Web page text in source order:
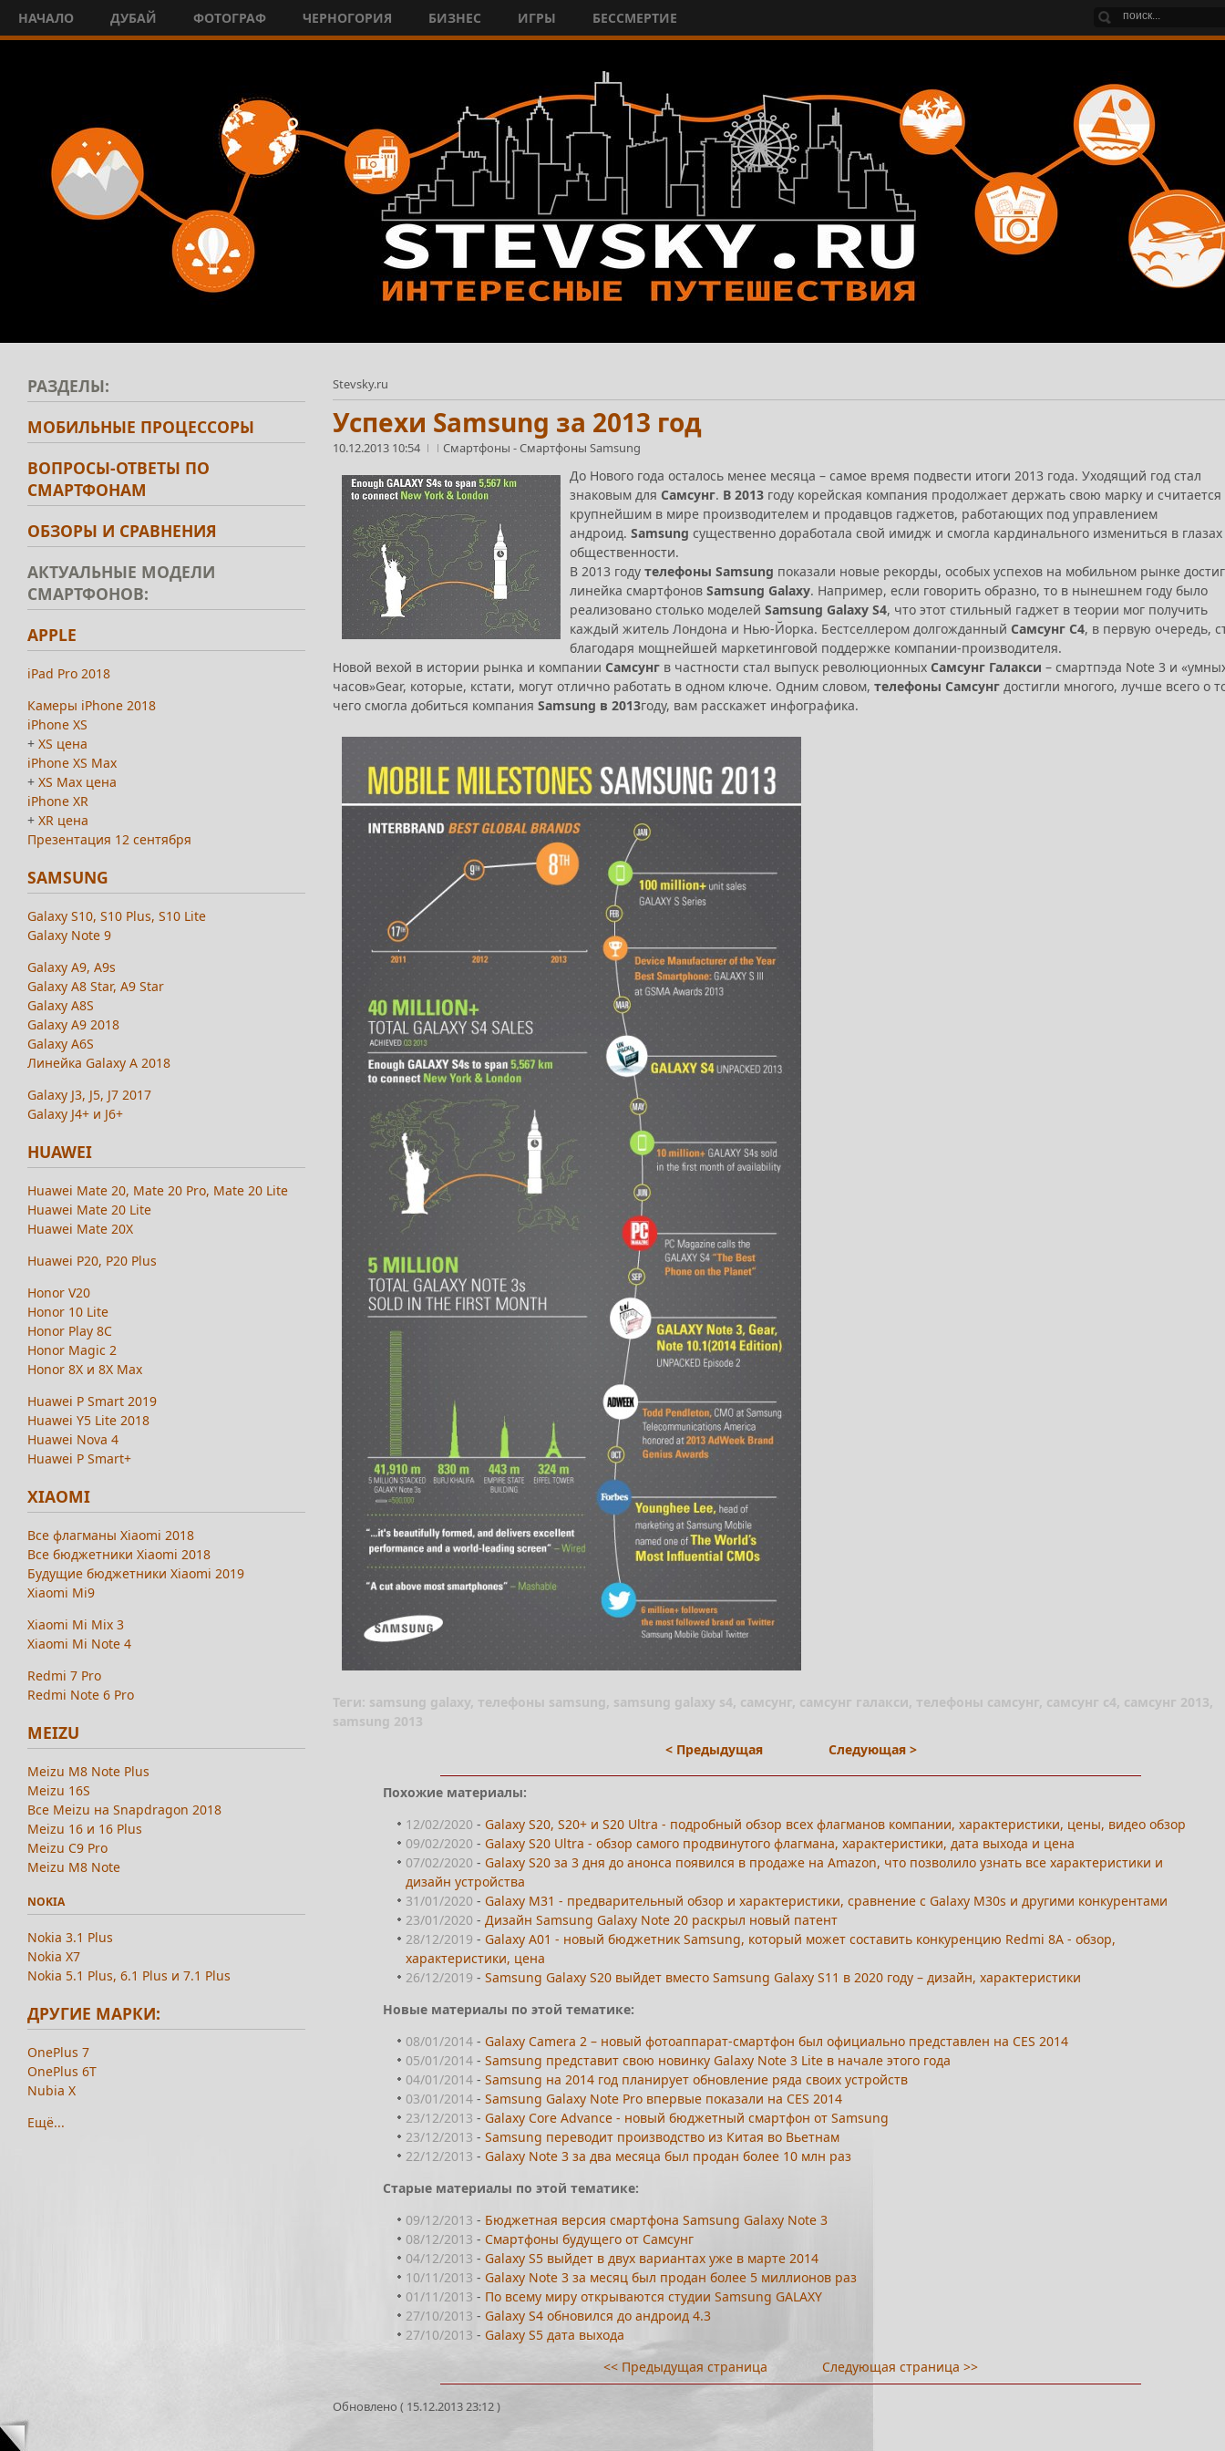
НАЧАЛО ДУБАЙ ФОТОГРАФ ЧЕРНОГОРИЯ БИЗНЕС ИГРЫ БЕССМЕРТИЕ
Stevsky.ru
Успехи Samsung за 2013 год
10.12.2013 10:54 Смартфоны -Смартфоны Samsung
До Нового года осталось менее месяца – самое время подвести итоги 2013 года. Уходящий год стал
знаковым для Самсунг. В 2013 году корейская компания продолжает держать свою марку и считается
крупнейшим в мире производителем и продавцов гаджетов, работающих под управлением
андроид. Samsung существенно доработала свой имидж и смогла кардинального измениться в глазах
общественности.
В 2013 году телефоны Samsung показали новые рекорды, особых успехов на мобильном рынке
линейка смартфонов Samsung Galaxy. Например, если говорить образно, то в нынешнем году было
реализовано столько моделей Samsung Galaxy S4, что этот стильный гаджет в теории мог получить
каждый житель Лондона и Нью-Йорка. Бестселлером долгожданный Самсунг С4, в первую очередь,
благодаря мощнейшей маркетинговой поддержке компании-производителя.
Новой вехой в истории рынка и компании Самсунг в частности стал выпуск революционных Самсунг Галакси – смартпэда Note 3 и
часов»Gear, которые, кстати, могут отлично работать в одном ключе. Одним словом, телефоны Самсунг достигли многого, лучше всего о
чего смогла добиться компания Samsung в 2013году, вам расскажет инфографика.
Теги: samsung galaxy, телефоны samsung, samsung galaxy s4, самсунг, самсунг галакси, телефоны самсунг, самсунг с4, самсунг 2013,
samsung 2013
< Предыдущая
Следующая >
Похожие материалы:
12/02/2020 - Galaxy S20, S20+ и S20 Ultra - подробный обзор всех флагманов компании, характеристики, цены, видео обзор
09/02/2020 - Galaxy S20 Ultra - обзор самого продвинутого флагмана, характеристики, дата выхода и цена
07/02/2020 - Galaxy S20 за 3 дня до анонса появился в продаже на Amazon, что позволило узнать все характеристики и
дизайн устройства
31/01/2020 - Galaxy M31 - предварительный обзор и характеристики, сравнение с Galaxy M30s и другими конкурентами
23/01/2020 -Дизайн Samsung Galaxy Note 20 раскрыл новый патент
28/12/2019 - Galaxy A01 - новый бюджетник Samsung, который может составить конкуренцию Redmi 8A - обзор,
характеристики, цена
26/12/2019 -Samsung Galaxy S20 выйдет вместо Samsung Galaxy S11 в 2020 году – дизайн, характеристики
Новые материалы по этой тематике:
08/01/2014 - Galaxy Camera 2 – новый фотоаппарат-смартфон был официально представлен на CES 2014
05/01/2014 -Samsung представит свою новинку Galaxy Note 3 Lite в начале этого года
04/01/2014 -Samsung на 2014 год планирует обновление ряда своих устройств
03/01/2014 -Samsung Galaxy Note Pro впервые показали на CES 2014
23/12/2013 - Galaxy Core Advance - новый бюджетный смартфон от Samsung
23/12/2013 -Samsung переводит производство из Китая во Вьетнам
22/12/2013 - Galaxy Note 3 за два месяца был продан более 10 млн раз
Старые материалы по этой тематике:
09/12/2013 - Бюджетная версия смартфона Samsung Galaxy Note 3
08/12/2013 - Смартфоны будущего от Самсунг
04/12/2013 - Galaxy S5 выйдет в двух вариантах уже в марте 2014
10/11/2013 - Galaxy Note 3 за месяц был продан более 5 миллионов раз
01/11/2013 - По всему миру открываются студии Samsung GALAXY
27/10/2013 - Galaxy S4 обновился до андроид 4.3
27/10/2013 - Galaxy S5 дата выхода
<< Предыдущая страница
Следующая страница >>
Обновлено ( 15.12.2013 23:12 )
РАЗДЕЛЫ:
МОБИЛЬНЫЕ ПРОЦЕССОРЫ
ВОПРОСЫ-ОТВЕТЫ ПО
СМАРТФОНАМ
ОБЗОРЫ И СРАВНЕНИЯ
АКТУАЛЬНЫЕ МОДЕЛИ
СМАРТФОНОВ:
APPLE
iPad Pro 2018
Камеры iPhone 2018
iPhone XS
+ XS цена
iPhone XS Max
+ XS Max цена
iPhone XR
+ XR цена
Презентация 12 сентября
SAMSUNG
Galaxy S10, S10 Plus, S10 Lite
Galaxy Note 9
Galaxy A9, A9s
Galaxy A8 Star, A9 Star
Galaxy A8S
Galaxy A9 2018
Galaxy A6S
Линейка Galaxy A 2018
Galaxy J3, J5, J7 2017
Galaxy J4+ и J6+
HUAWEI
Huawei Mate 20, Mate 20 Pro, Mate 20 Lite
Huawei Mate 20 Lite
Huawei Mate 20X
Huawei P20, P20 Plus
Honor V20
Honor 10 Lite
Honor Play 8C
Honor Magic 2
Honor 8X и 8X Max
Huawei P Smart 2019
Huawei Y5 Lite 2018
Huawei Nova 4
Huawei P Smart+
XIAOMI
Все флагманы Xiaomi 2018
Все бюджетники Xiaomi 2018
Будущие бюджетники Xiaomi 2019
Xiaomi Mi9
Xiaomi Mi Mix 3
Xiaomi Mi Note 4
Redmi 7 Pro
Redmi Note 6 Pro
MEIZU
Meizu M8 Note Plus
Meizu 16S
Все Meizu на Snapdragon 2018
Meizu 16 и 16 Plus
Meizu C9 Pro
Meizu M8 Note
NOKIA
Nokia 3.1 Plus
Nokia X7
Nokia 5.1 Plus, 6.1 Plus и 7.1 Plus
ДРУГИЕ МАРКИ:
OnePlus 7
OnePlus 6T
Nubia X
Ещё...